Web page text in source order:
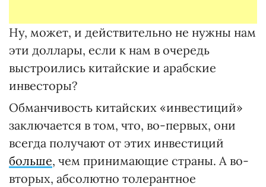
Ну, может, и действительно не нужны нам
эти доллары, если к нам в очередь
выстроились китайские и арабские
инвесторы?
Обманчивость китайских «инвестиций»
заключается в том, что, во-первых, они
всегда получают от этих инвестиций
больше, чем принимающие страны. А во-
вторых, абсолютно толерантное